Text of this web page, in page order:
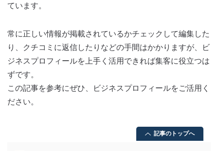
ています。
常に正しい情報が掲載されているかチェックして編集した
り、クチコミに返信したりなどの手間はかかりますが、ビ
ジネスプロフィールを上手く活用できれば集客に役立つは
ずです。
この記事を参考にぜひ、ビジネスプロフィールをご活用く
ださい。
記事のトップへ